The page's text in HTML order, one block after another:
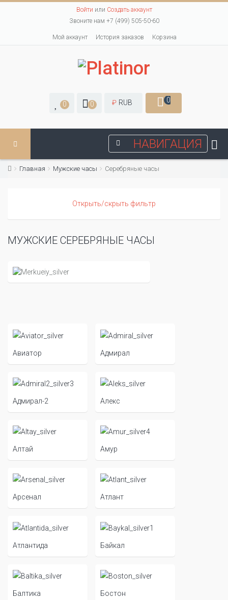
Войти или Создать аккаунт
Звоните нам +7 (499) 505-50-60
Мой аккаунт История заказов Корзина
0 0 ₽ RUB 0
НАВИГАЦИЯ
Главная Мужские часы Серебряные часы
Открыть/скрыть фильтр
МУЖСКИЕ СЕРЕБРЯНЫЕ ЧАСЫ
Авиатор Адмирал
Адмирал-2 Алекс
Алтай Амур
Арсенал Атлант
Атлантида Байкал
Балтика Бостон